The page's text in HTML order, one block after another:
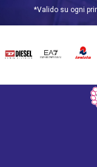
*Valido su ogni
DIESEL EA7